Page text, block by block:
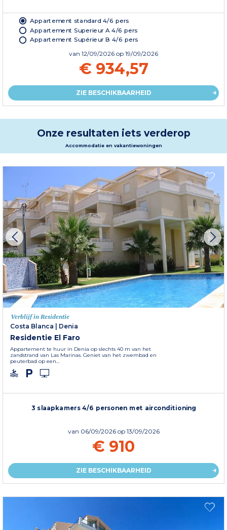
Appartement standard 4/6 pers
Appartement Superieur A 4/6 pers
Appartement Supérieur B 4/6 pers
van 12/09/2026 op 19/09/2026
€ 934,57
ZIE BESCHIKBAARHEID
Onze resultaten iets verderop
Accommodatie en vakantiewoningen
Verblijf in Residentie
Costa Blanca | Denia
Residentie El Faro
Appartement te huur in Denia op slechts 40 m van het
zandstrand van Las Marinas. Geniet van het zwembad en
peuterbad op een...
3 slaapkamers 4/6 personen met airconditioning
van 06/09/2026 op 13/09/2026
€ 910
ZIE BESCHIKBAARHEID